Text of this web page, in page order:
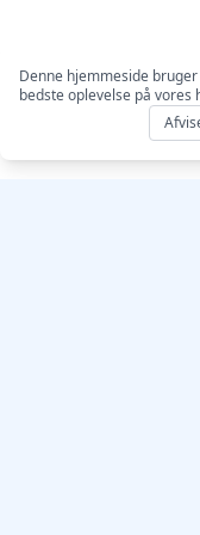
Denne hjemmeside
bedste oplevelse på vores